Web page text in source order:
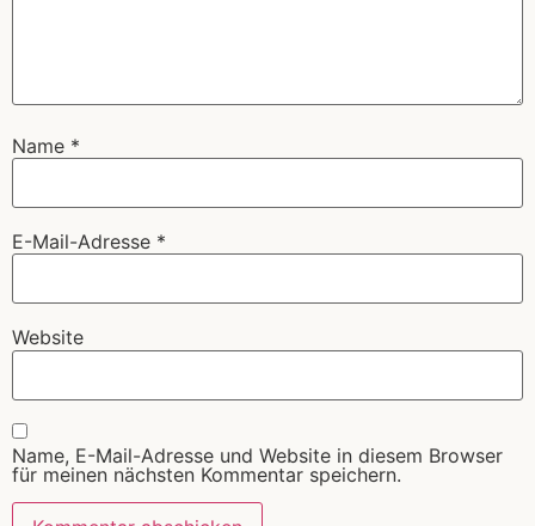
Name *
E-Mail-Adresse *
Website
Name, E-Mail-Adresse und Website in diesem Browser
für meinen nächsten Kommentar speichern.